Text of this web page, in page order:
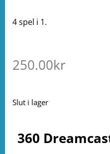
4 spel i 1.
250.00kr
Slut i lager
360